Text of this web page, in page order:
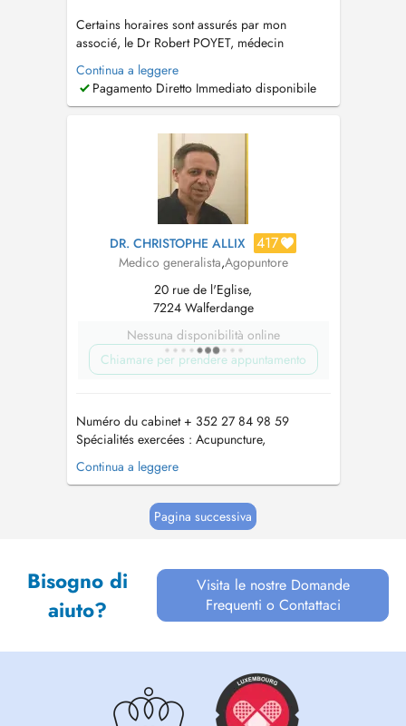
Certains horaires sont assurés par mon
associé, le Dr Robert POYET, médecin
généraliste. PARKING: 2 places disponibles sur
votre droite face à la résidence. Délégués
Médicaux: Merci de nous appeler pour
Continua a leggere
Pagamento Diretto Immediato disponibile
DR. CHRISTOPHE ALLIX 417
Medico generalista,Agopuntore
20 rue de l'Eglise,
7224 Walferdange
Nessuna disponibilità online
Chiamare per prendere appuntamento
Numéro du cabinet + 352 27 84 98 59
Spécialités exercées : Acupuncture,
Phytotherapie , Complémentation alimentaire
Médecine Traditionnelle Chinoise , Ventouses ,
Continua a leggere
Pagina successiva
Bisogno di
aiuto?
Visita le nostre Domande
Frequenti o Contattaci